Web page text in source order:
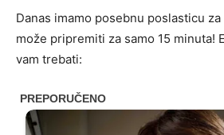
Danas imamo posebnu poslasticu
može pripremiti za samo 15 minuta!
vam trebati: